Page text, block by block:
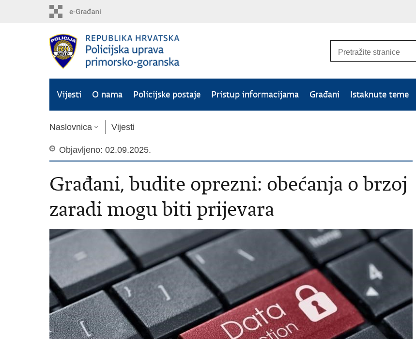
Vijesti O nama Policijske postaje Pristup informacijama Građani Istaknute teme
Naslovnica Vijesti
Objavljeno: 02.09.2025.
Građani, budite oprezni: obećanja o brzoj
zaradi mogu biti prijevara